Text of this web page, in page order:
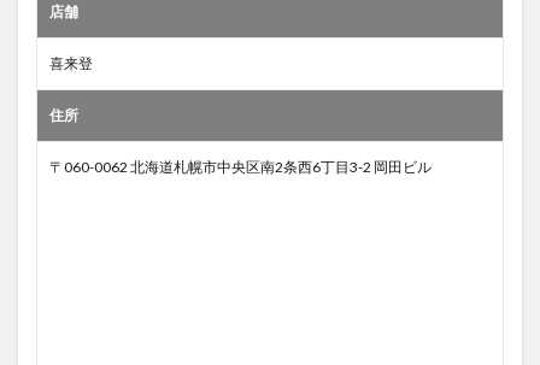
店舗
喜来登
住所
〒060-0062 北海道札幌市中央区南2条西6丁目3-2 岡田ビル